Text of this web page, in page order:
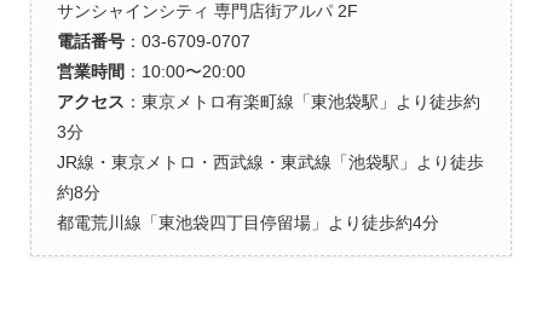
サンシャインシティ 専門店街アルパ 2F
電話番号：03-6709-0707
営業時間 ：10:00〜20:00
アクセス ：東京メトロ有楽町線「東池袋駅」より徒歩約
3分
JR線・東京メトロ・西武線・東武線「池袋駅」より徒歩
約8分
都電荒川線「東池袋四丁目停留場」より徒歩約4分